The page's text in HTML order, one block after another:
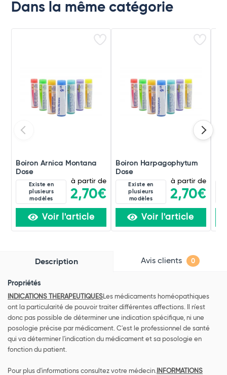
Dans la même catégorie
Boiron Arnica Montana
Dose
Existe en
plusieurs
modèles
à partir de
2,70€
Voir l'article
Boiron Harpagophytum
Dose
Existe en
plusieurs
modèles
à partir de
2,70€
Voir l'article
Description Avis clients 0
Propriétés
INDICATIONS THERAPEUTIQUESLes médicaments homéopathiques
ont la particularité de pouvoir traiter différentes affections. Il n'est
donc pas possible de déterminer une indication spécifique, ni une
posologie précise par médicament. C'est le professionnel de santé
qui va déterminer l'indication du médicament et sa posologie en
fonction du patient.
Pour plus d'informations consultez votre médecin. INFORMATIONS